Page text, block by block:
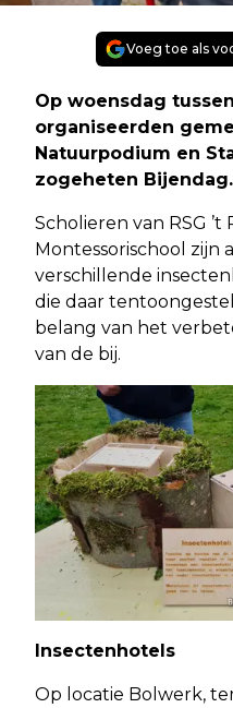
Voeg toe als
Op woensdag
organiseerden
Natuurpodium en
zogeheten Bijendag.
Scholieren van RSG ’t
Montessorischool zijn
verschillende
die daar
belang van het
van de bij.
Insectenhotels
Op locatie Bolwerk,